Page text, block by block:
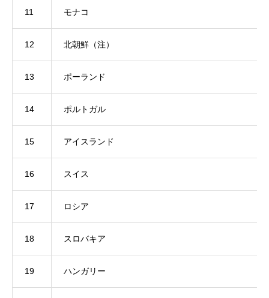
11 モナコ
12 北朝鮮（注）
13 ポーランド
14 ポルトガル
15 アイスランド
16 スイス
17 ロシア
18 スロバキア
19 ハンガリー